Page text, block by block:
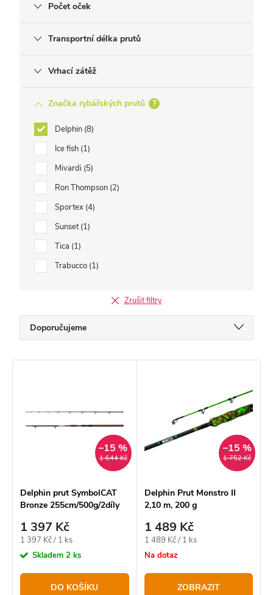
Počet oček
Transportní délka prutů
Vrhací zátěž
Značka rybářských prutů ?
Delphin 8
Ice fish 1
Mivardi 5
Ron Thompson 2
Sportex 4
Sunset 1
Tica 1
Trabucco 1
Zrušit filtry
a
z
n
o
d
u
k
t
Doporučujeme
Abecedně
p
r
o
d
u
k
1 644 Kč
–15 %
Delphin prut SymbolCAT
Bronze 255cm/500g/2díly
1 397 Kč
Měrná
cena:
1 397 Kč / 1 ks
Skladem 2 ks
DO KOŠÍKU
1 752 Kč
–15 %
Delphin Prut Monstro II
2,10 m, 200 g
1 489 Kč
Měrná
cena:
1 489 Kč / 1 ks
Na dotaz
ZOBRAZIT